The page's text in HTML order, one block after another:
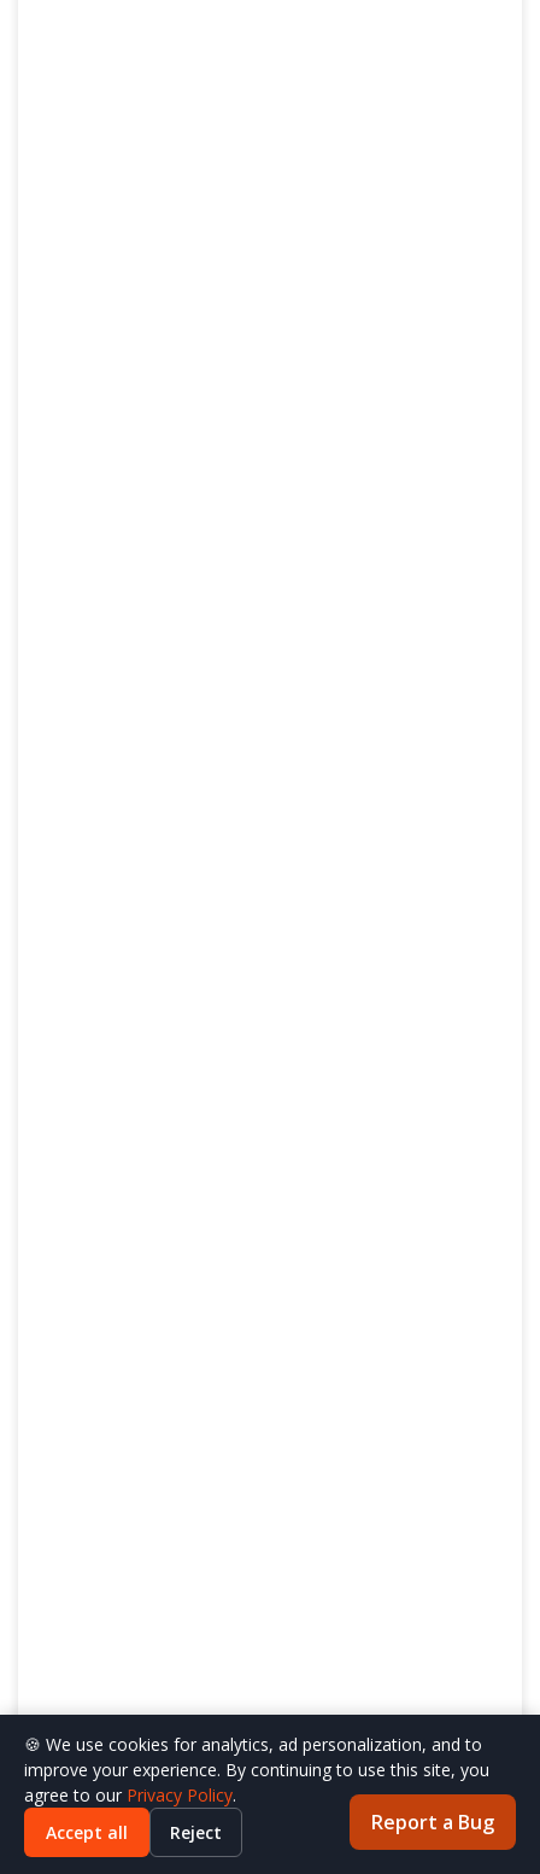
Herramientas SEO popularesReport a Bug
🍪 We use cookies for analytics, ad personalization, and to
improve your experience. By continuing to use this site, you
agree to our Privacy Policy.
Accept all
Reject